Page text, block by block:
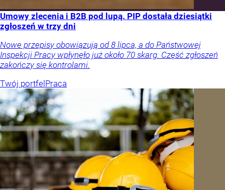
Umowy zlecenia i B2B pod lupą. PIP dostała dziesiątki
zgłoszeń w trzy dni
Nowe przepisy obowiązują od 8 lipca, a do Państwowej
Inspekcji Pracy wpłynęło już około 70 skarg. Część zgłoszeń
zakończy się kontrolami.
Twój portfel Praca